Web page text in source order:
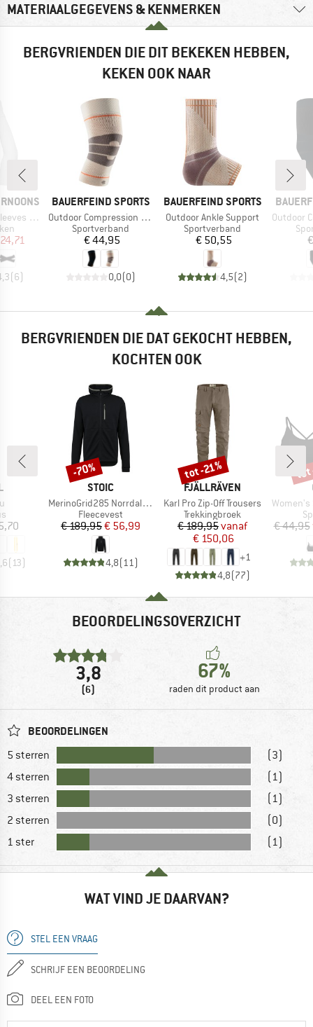
MATERIAALGEGEVENS & KENMERKEN
BERGVRIENDEN DIE DIT BEKEKEN HEBBEN,
KEKEN OOK NAAR
Cover
prijs
(6)
MERK
BAUERFEIND SPORTS
Artikel
Outdoor Compression Knee Support
Productgroep
Sportverband
Prijs
€ 44,95
0,0(0)
MERK
BAUERFEIND SPORTS
Artikel
Outdoor Ankle Support
Productgroep
Sportverband
Prijs
€ 50,55
4,5(2)
MERK
Artikel
Outdoor
BERGVRIENDEN DIE DAT GEKOCHT HEBBEN,
KOCHTEN OOK
(13)
MERK
STOIC
Artikel
MerinoGrid285 NorrdalSt. Zip Hoody
Productgroep
Fleecevest
Prijs
€ 189,95Verlaagde prijs
€ 56,99
4,8(11 )
Korting
-70%
MERK
FJÄLLRÄVEN
Artikel
Karl Pro Zip-Off Trousers
Productgroep
Trekkingbroek
Prijs
€ 189,95Verlaagde prijs
vanaf
€ 150,06
+1
4,8(77)
Korting
tot -21%
Artikel
Women's
€ 44,95
BEOORDELINGSOVERZICHT
3,8
(6)
67%
raden dit product aan
BEOORDELINGEN
5 sterren
(3)
4 sterren
(1)
3 sterren
(1)
2 sterren
(0)
1 ster
(1)
WAT VIND JE DAARVAN?
STEL EEN VRAAG
SCHRIJF EEN BEOORDELING
DEEL EEN FOTO